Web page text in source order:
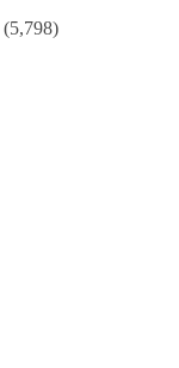
(5,798)